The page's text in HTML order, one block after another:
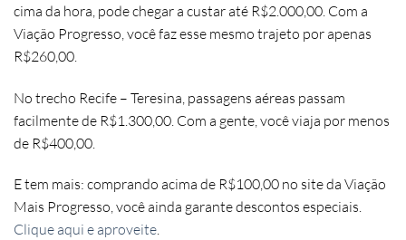
cima da hora, pode chegar a custar até R$2.000,00 . Com a
Viação Progresso , você faz esse mesmo trajeto por apenas
R$260,00
No trecho Recife – Teresina , passagens aéreas passam
facilmente de R$1.300,00 . Com a gente, você viaja por menos
de R$400,00
E tem mais: comprando acima de R$100,00 no site da Viação
Mais Progresso, você ainda garantedescontos especiais.
Clique aqui e aproveite.